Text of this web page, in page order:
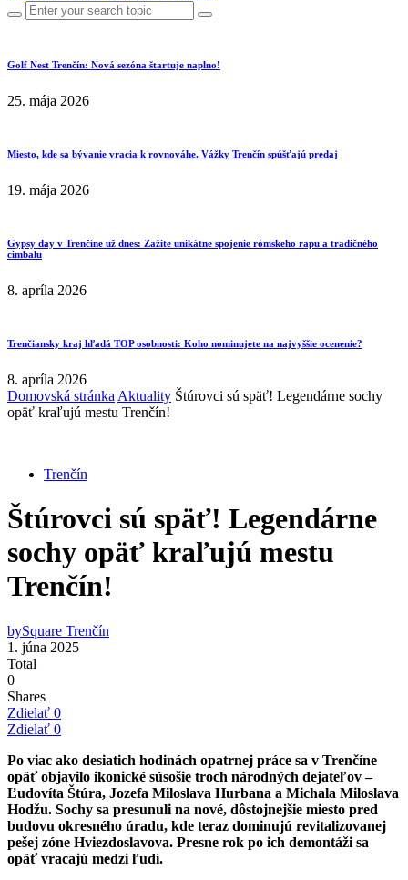
Golf Nest Trenčín: Nová sezóna štartuje naplno!
25. mája 2026
Miesto, kde sa bývanie vracia k rovnováhe. Vážky Trenčín spúšťajú predaj
19. mája 2026
Gypsy day v Trenčíne už dnes: Zažite unikátne spojenie rómskeho rapu a tradičného
cimbalu
8. apríla 2026
Trenčiansky kraj hľadá TOP osobnosti: Koho nominujete na najvyššie ocenenie?
8. apríla 2026
Domovská stránka Aktuality Štúrovci sú späť! Legendárne sochy
opäť kraľujú mestu Trenčín!
Trenčín
Štúrovci sú späť! Legendárne
sochy opäť kraľujú mestu
Trenčín!
bySquare Trenčín
1. júna 2025
Total
0
Shares
Zdielať 0
Zdielať 0
Po viac ako desiatich hodinách opatrnej práce sa v Trenčíne
opäť objavilo ikonické súsošie troch národných dejateľov –
Ľudovíta Štúra, Jozefa Miloslava Hurbana a Michala Miloslava
Hodžu. Sochy sa presunuli na nové, dôstojnejšie miesto pred
budovu okresného úradu, kde teraz dominujú revitalizovanej
pešej zóne Hviezdoslavova. Presne rok po ich demontáži sa
opäť vracajú medzi ľudí.